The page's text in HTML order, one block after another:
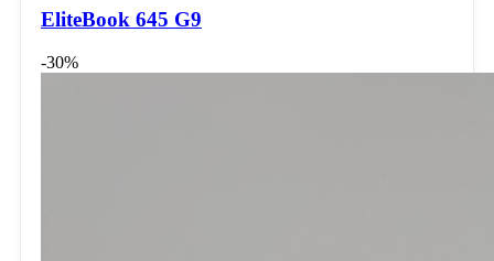
EliteBook 645 G9
-30%